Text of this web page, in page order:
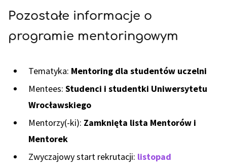
Pozostałe informacje o
programie mentoringowym
Tematyka: Mentoring dla studentów uczelni
Mentees: Studenci i studentki Uniwersytetu
Wrocławskiego
Mentorzy(-ki): Zamknięta lista Mentorów i
Mentorek
Zwyczajowy start rekrutacji: listopad